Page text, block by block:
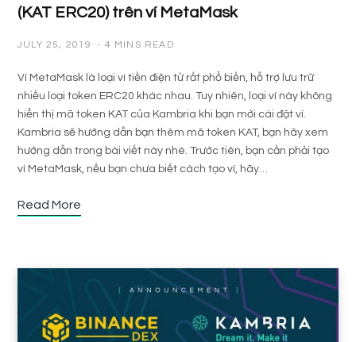
(KAT ERC20) trên ví MetaMask
JULY 25, 2019 4 MINS READ
Ví MetaMask là loại ví tiền điện tử rất phổ biến, hỗ trợ lưu trữ
nhiều loại token ERC20 khác nhau. Tuy nhiên, loại ví này không
hiển thị mã token KAT của Kambria khi bạn mới cài đặt ví.
Kambria sẽ hướng dẫn bạn thêm mã token KAT, bạn hãy xem
hướng dẫn trong bài viết này nhé. Trước tiên, bạn cần phải tạo
ví MetaMask, nếu bạn chưa biết cách tạo ví, hãy…
Read More